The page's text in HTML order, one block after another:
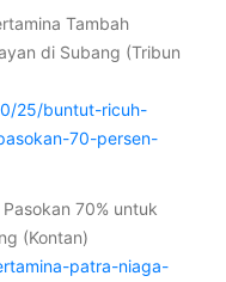
Tambah
di Subang (Tribun
25/buntut-ricuh-
70-persen-
70% untuk
(Kontan)
patra-niaga-